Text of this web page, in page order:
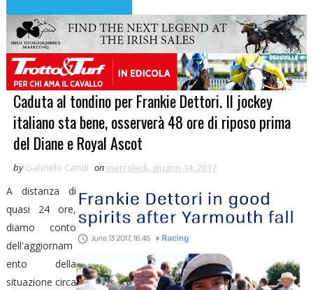
Caduta al tondino per Frankie Dettori. Il jockey
italiano sta bene, osserverà 48 ore di riposo prima
del Diane e Royal Ascot
by Gabriele Candi on mercoledì, giugno 14, 2017
A distanza di
quasi 24 ore,
diamo conto
dell'aggiornam
ento della
situazione circa